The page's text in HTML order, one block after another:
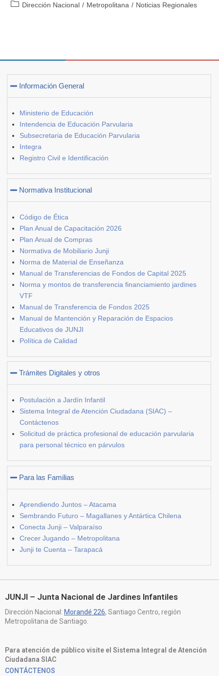
Dirección Nacional / Metropolitana / Noticias Regionales
Información General
Ministerio de Educación
Intendencia de Educación Parvularia
Subsecretaria de Educación Parvularia
Integra
Registro Civil e Identificación
Normativa Institucional
Código de Ética
Plan Anual de Capacitación 2026
Plan Anual de Compras
Normativa de Mobiliario Junji
Norma de Material de Enseñanza
Manual de Transferencias de Fondos de Capital 2025
Norma y montos de transferencia financiamiento jardines
VTF
Manual de Transferencia de Fondos 2025
Manual de Mantención y Reparación de Espacios
Educativos de JUNJI
Política de Calidad
Trámites Digitales y otros
Postulación a Jardín Infantil
Sistema Integral de Atención Ciudadana (SIAC) –
Contáctenos
Solicitud de práctica profesional de educación parvularia
para personal técnico en párvulos
Para las Familias
Aprendiendo Juntos – Atacama
Sembrando Futuro – Magallanes y Antártica Chilena
Conecta Junji – Valparaíso
Crecer Jugando – Metropolitana
Junji te Cuenta – Tarapacá
JUNJI – Junta Nacional de Jardines Infantiles
Dirección Nacional: Morandé 226, Santiago Centro, región
Metropolitana de Santiago.
Para atención de público visite el Sistema Integral de Atención
Ciudadana SIAC
CONTÁCTENOS